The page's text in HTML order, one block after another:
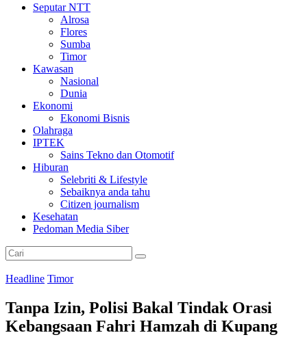
Seputar NTT
Alrosa
Flores
Sumba
Timor
Kawasan
Nasional
Dunia
Ekonomi
Ekonomi Bisnis
Olahraga
IPTEK
Sains Tekno dan Otomotif
Hiburan
Selebriti & Lifestyle
Sebaiknya anda tahu
Citizen journalism
Kesehatan
Pedoman Media Siber
Headline Timor
Tanpa Izin, Polisi Bakal Tindak Orasi
Kebangsaan Fahri Hamzah di Kupang